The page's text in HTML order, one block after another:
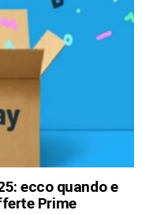
ecco quando e
Prime